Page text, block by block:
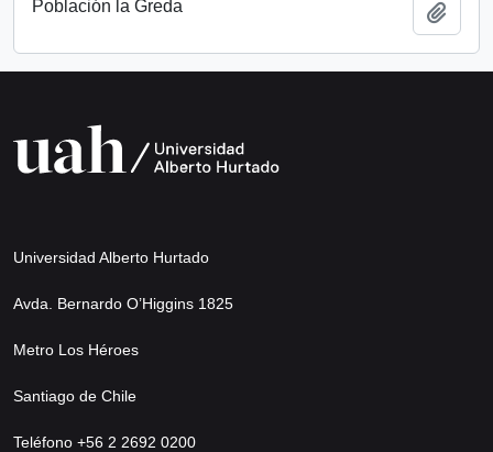
Población la Greda
Universidad Alberto Hurtado
Avda. Bernardo O’Higgins 1825
Metro Los Héroes
Santiago de Chile
Teléfono +56 2 2692 0200